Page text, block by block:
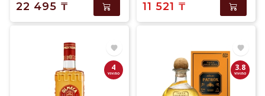
22 495 ₸ 11 521 ₸
4 3.8